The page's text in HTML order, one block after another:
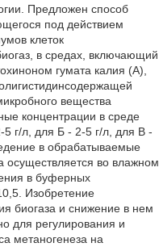
Предложен способ
под действием
клеток
в средах, включающий
гумата калия (А),
вещества
концентрации в среде
5 г/л, для Б - 2-5 г/л, для В -
в обрабатываемые
осуществляется во влажном
в буферных
Изобретение
биогаза и снижение в нем
для регулирования и
метаногенеза на